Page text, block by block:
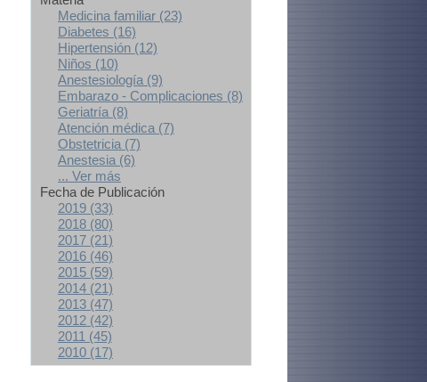
Medicina familiar (23)
Diabetes (16)
Hipertensión (12)
Niños (10)
Anestesiología (9)
Embarazo - Complicaciones (8)
Geriatría (8)
Atención médica (7)
Obstetricia (7)
Anestesia (6)
... Ver más
Fecha de Publicación
2019 (33)
2018 (80)
2017 (21)
2016 (46)
2015 (59)
2014 (21)
2013 (47)
2012 (42)
2011 (45)
2010 (17)